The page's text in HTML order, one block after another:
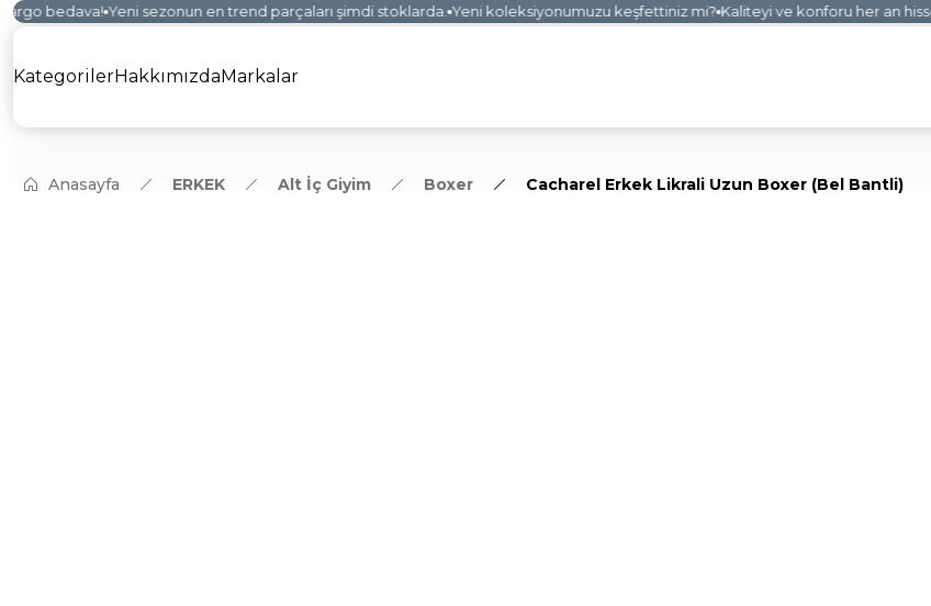
bedava! Yeni sezonun en trend parçaları şimdi stoklarda. Yeni koleksiyonumuzu keşfettiniz mi? Kaliteyi ve konforu her an hisset.
KategorilerHakkımızdaMarkalar
Anasayfa ERKEK Alt İç Giyim Boxer Cacharel Erkek Likrali Uzun Boxer (Bel Bantli)